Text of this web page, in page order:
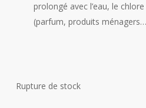
prolongé avec l’eau, le
(parfum, produits
Rupture de stock